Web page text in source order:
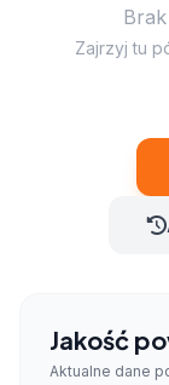
Zajrzyj tu
Jakość
Aktualne dane